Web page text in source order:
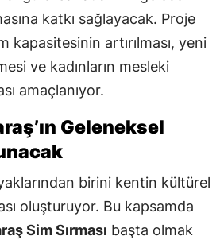
katkı sağlayacak. Proje
kapasitesinin artırılması, yeni
ve kadınların mesleki
amaçlanıyor.
Geleneksel
birini kentin kültürel
oluşturuyor. Bu kapsamda
Sim Sırması başta olmak